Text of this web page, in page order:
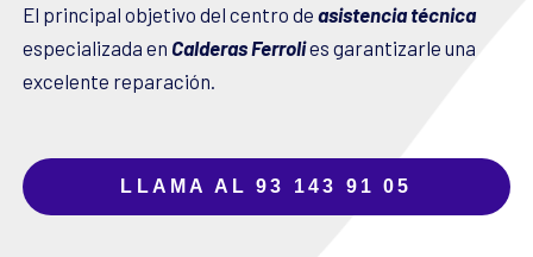
El principal objetivo del centro de asistencia técnica
especializada en Calderas Ferrolies garantizarle una
excelente reparación.
LLAMA AL 93 143 91 05